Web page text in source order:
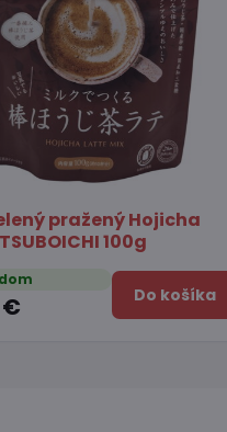
syr Gouda
123g
Do košíka